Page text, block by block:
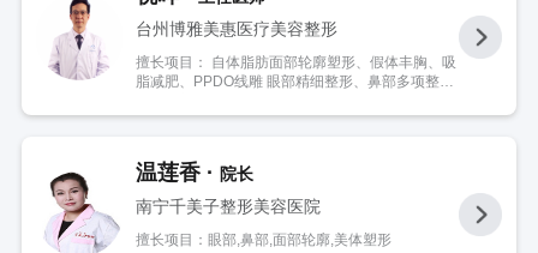
台州博雅美惠医疗美容整形
擅长项目： 自体脂肪面部轮廓塑形、假体丰胸、吸
脂减肥、PPDO线雕 眼部精细整形、鼻部多项整
温莲香 ·院长
南宁千美子整形美容医院
擅长项目：眼部,鼻部,面部轮廓,美体塑形